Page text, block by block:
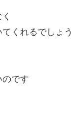
くれるでしょう
のです